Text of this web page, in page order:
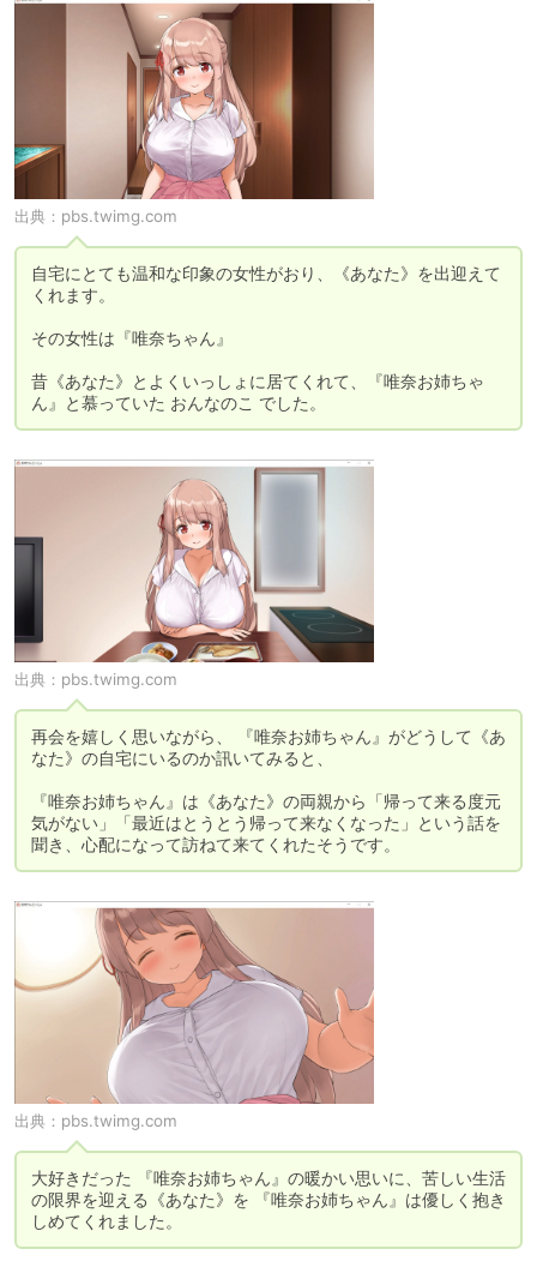
出典： pbs.twimg.com
自宅にとても温和な印象の女性がおり、《あなた》を出迎えて
くれます。
その女性は『唯奈ちゃん』
昔《あなた》とよくいっしょに居てくれて、『唯奈お姉ちゃ
ん』と慕っていた おんなのこ でした。
出典： pbs.twimg.com
再会を嬉しく思いながら、 『唯奈お姉ちゃん』がどうして《あ
なた》の自宅にいるのか訊いてみると、
『唯奈お姉ちゃん』は《あなた》の両親から「帰って来る度元
気がない」「最近はとうとう帰って来なくなった」という話を
聞き、心配になって訪ねて来てくれたそうです。
出典： pbs.twimg.com
大好きだった 『唯奈お姉ちゃん』の暖かい思いに、苦しい生活
の限界を迎える《あなた》を 『唯奈お姉ちゃん』は優しく抱き
しめてくれました。